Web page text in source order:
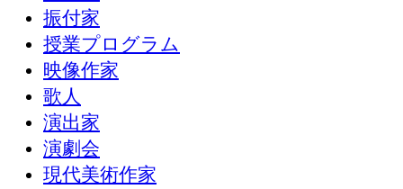
振付家
授業プログラム
映像作家
歌人
演出家
演劇会
現代美術作家